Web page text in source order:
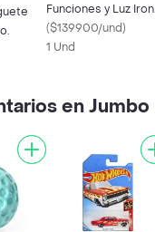
Funciones y Luz Iron
Man
($139900/und)
1 Und
en Jumbo